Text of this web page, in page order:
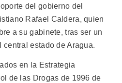
del gobierno del
Rafael Caldera, quien
a su gabinete, tras ser un
estado de Aragua.
en la Estrategia
de las Drogas de 1996 de